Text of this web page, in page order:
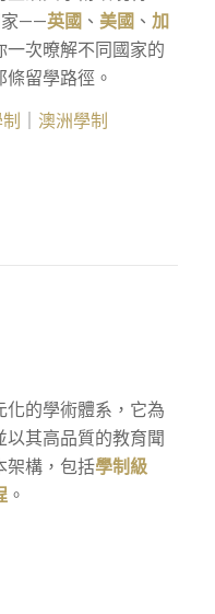
家——英國 、 美國 、 加
一次暸解不同國家的
留學路徑。
澳洲學制
的學術體系，它為
其高品質的教育聞
架構，包括學制級
。